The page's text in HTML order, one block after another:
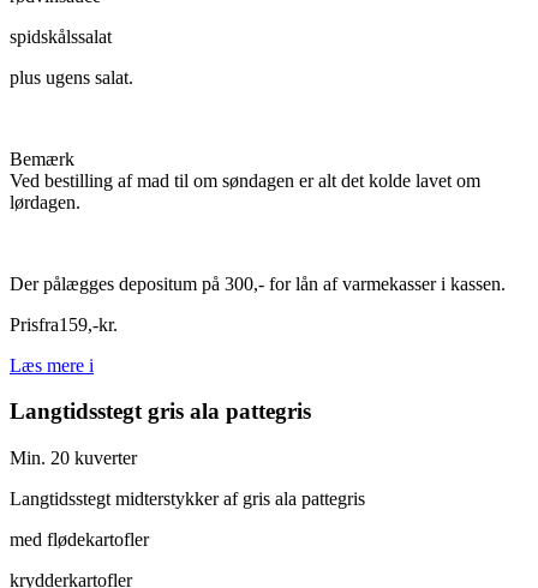
spidskålssalat
plus ugens salat.
Bemærk
Ved bestilling af mad til om søndagen er alt det kolde lavet om
lørdagen.
Der pålægges depositum på 300,- for lån af varmekasser i kassen.
Prisfra159,-kr.
Læs mere i
Langtidsstegt gris ala pattegris
Min. 20 kuverter
Langtidsstegt midterstykker af gris ala pattegris
med flødekartofler
krydderkartofler